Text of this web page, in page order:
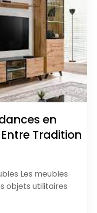
en
Tradition
Les meubles
objets utilitaires